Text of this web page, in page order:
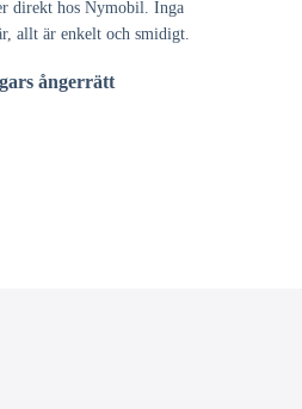
direkt hos Nymobil. Inga
allt är enkelt och smidigt.
ångerrätt